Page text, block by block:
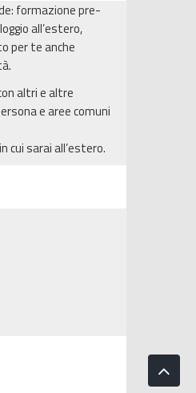
formazione pre-
all’estero,
per te anche
altri e altre
e aree comuni
cui sarai all’estero.